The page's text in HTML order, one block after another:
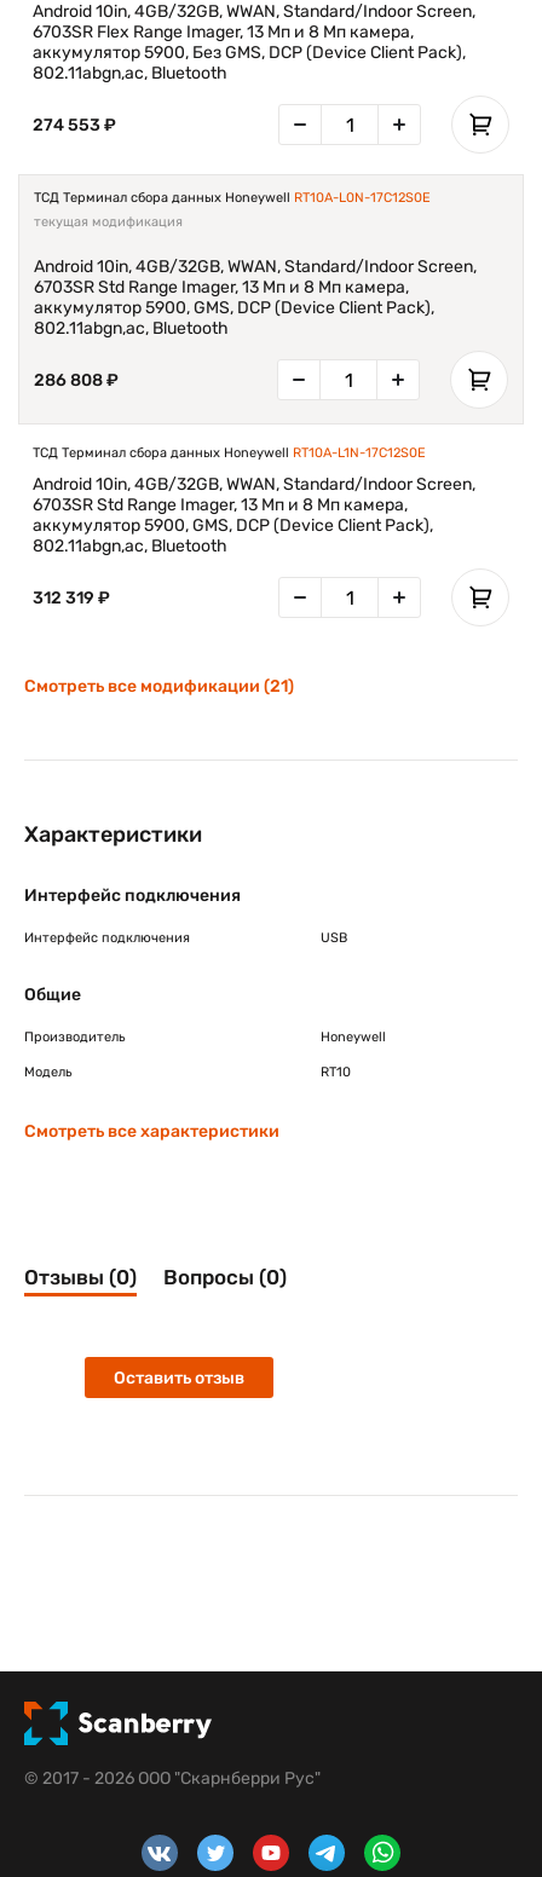
Android 10in, 4GB/32GB, WWAN, Standard/Indoor Screen,
6703SR Flex Range Imager, 13 Мп и 8 Мп камера,
аккумулятор 5900, Без GMS, DCP (Device Client Pack),
802.11abgn,ac, Bluetooth
274 553 ₽
ТСД Терминал сбора данных Honeywell RT10A-L0N-17C12S0E
текущая модификация
Android 10in, 4GB/32GB, WWAN, Standard/Indoor Screen,
6703SR Std Range Imager, 13 Мп и 8 Мп камера,
аккумулятор 5900, GMS, DCP (Device Client Pack),
802.11abgn,ac, Bluetooth
286 808 ₽
ТСД Терминал сбора данных Honeywell RT10A-L1N-17C12S0E
Android 10in, 4GB/32GB, WWAN, Standard/Indoor Screen,
6703SR Std Range Imager, 13 Мп и 8 Мп камера,
аккумулятор 5900, GMS, DCP (Device Client Pack),
802.11abgn,ac, Bluetooth
312 319 ₽
Смотреть все модификации (21)
Характеристики
Интерфейс подключения
Интерфейс подключения USB
Общие
Производитель Honeywell
Модель RT10
Смотреть все характеристики
Отзывы (0) Вопросы (0)
Оставить отзыв
© 2017 - 2026 ООО "Скарнберри Рус"